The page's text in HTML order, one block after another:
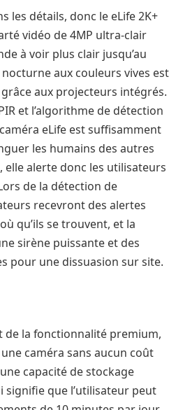
les détails, donc le eLife 2K+
vidéo de 4MP ultra-clair
à voir plus clair jusqu’au
aux couleurs vives est
aux projecteurs intégrés.
et l’algorithme de détection
eLife est suffisamment
les humains des autres
elle alerte donc les utilisateurs
de la détection de
recevront des alertes
qu’ils se trouvent, et la
sirène puissante et des
pour une dissuasion sur site.
de la fonctionnalité premium,
une caméra sans aucun coût
capacité de stockage
signifie que l’utilisateur peut